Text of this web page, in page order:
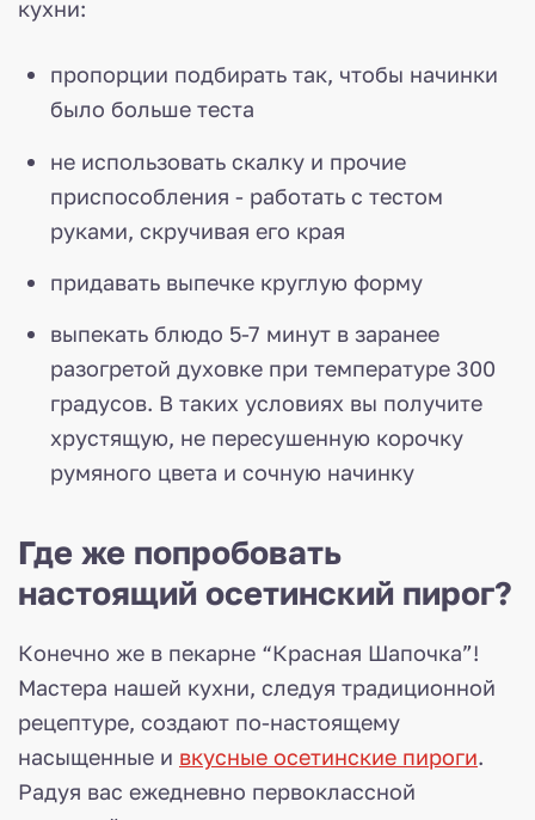
кухни:
пропорции подбирать так, чтобы начинки
было больше теста
не использовать скалку и прочие
приспособления - работать с тестом
руками, скручивая его края
придавать выпечке круглую форму
выпекать блюдо 5-7 минут в заранее
разогретой духовке при температуре 300
градусов. В таких условиях вы получите
хрустящую, не пересушенную корочку
румяного цвета и сочную начинку
Где же попробовать
настоящий осетинский пирог?
Конечно же в пекарне “Красная Шапочка”!
Мастера нашей кухни, следуя традиционной
рецептуре, создают по-настоящему
насыщенные и вкусные осетинские пироги.
Радуя вас ежедневно первоклассной